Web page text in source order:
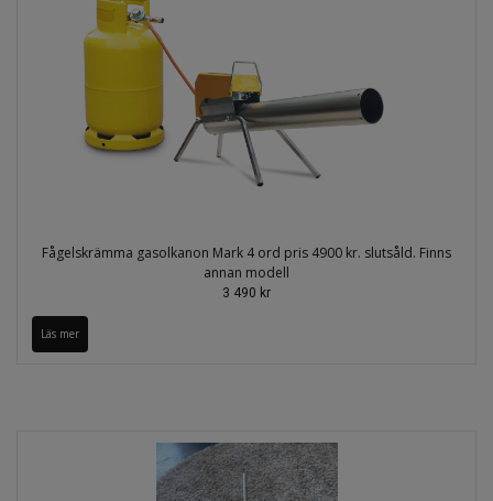
Fågelskrämma gasolkanon Mark 4 ord pris 4900 kr. slutsåld. Finns
annan modell
3 490 kr
Läs mer